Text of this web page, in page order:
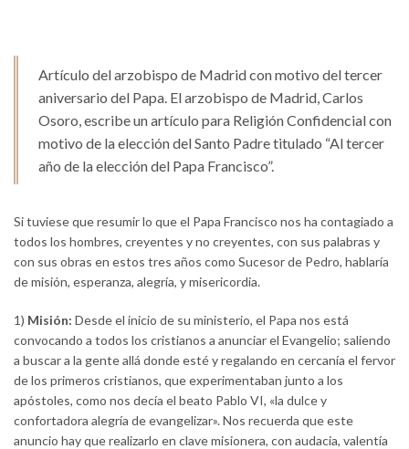
Artículo del arzobispo de Madrid con motivo del tercer
aniversario del Papa. El arzobispo de Madrid, Carlos
Osoro, escribe un artículo para Religión Confidencial con
motivo de la elección del Santo Padre titulado “Al tercer
año de la elección del Papa Francisco”.
Si tuviese que resumir lo que el Papa Francisco nos ha contagiado a
todos los hombres, creyentes y no creyentes, con sus palabras y
con sus obras en estos tres años como Sucesor de Pedro, hablaría
de misión, esperanza, alegría, y misericordia.
1) Misión: Desde el inicio de su ministerio, el Papa nos está
convocando a todos los cristianos a anunciar el Evangelio; saliendo
a buscar a la gente allá donde esté y regalando en cercanía el fervor
de los primeros cristianos, que experimentaban junto a los
apóstoles, como nos decía el beato Pablo VI, «la dulce y
confortadora alegría de evangelizar». Nos recuerda que este
anuncio hay que realizarlo en clave misionera, con audacia, valentía